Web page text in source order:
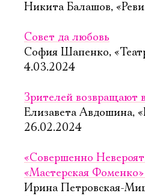
Никита Балашов,
Совет да любовь
София Шапенко,
4.03.2024
Зрителей возвращают
Елизавета Авдошина,
26.02.2024
«Совершенно
«Мастерская
Ирина Петровская-